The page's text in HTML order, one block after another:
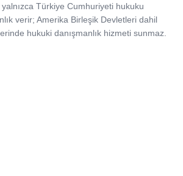
Türkiye Cumhuriyeti hukuku
verir; Amerika Birleşik Devletleri dahil
hukuki danışmanlık hizmeti sunmaz.